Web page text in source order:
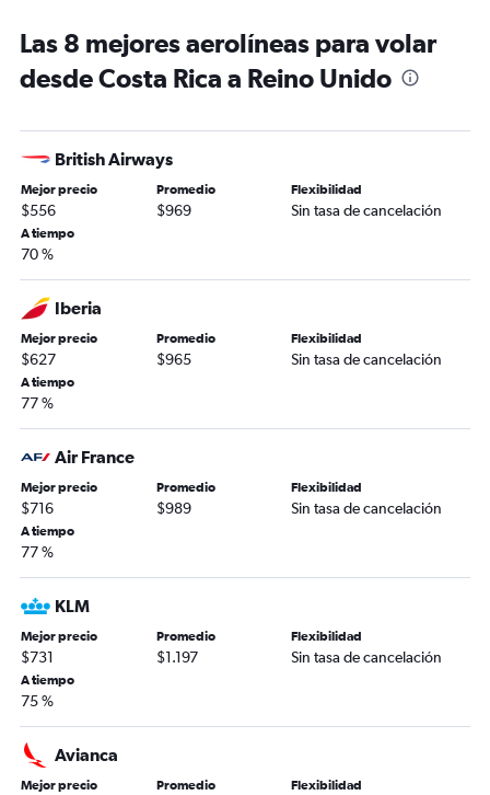
Las 8 mejores aerolíneas para volar
desde Costa Rica a Reino Unido
British Airways
Mejor precio
$556
Promedio
$969
Flexibilidad
Sin tasa de cancelación
A tiempo
70 %
Iberia
Mejor precio
$627
Promedio
$965
Flexibilidad
Sin tasa de cancelación
A tiempo
77 %
Air France
Mejor precio
$716
Promedio
$989
Flexibilidad
Sin tasa de cancelación
A tiempo
77 %
KLM
Mejor precio
$731
Promedio
$1.197
Flexibilidad
Sin tasa de cancelación
A tiempo
75 %
Avianca
Mejor precio Promedio Flexibilidad